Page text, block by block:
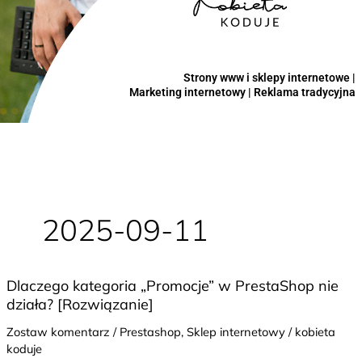
Strony www i sklepy internetowe |
Marketing internetowy | Reklama tradycyjna
2025-09-11
Dlaczego kategoria „Promocje” w PrestaShop nie
działa? [Rozwiązanie]
Zostaw komentarz / Prestashop, Sklep internetowy/ kobieta
koduje
Dlaczego
kategoria
„Promocje”
w
PrestaShop